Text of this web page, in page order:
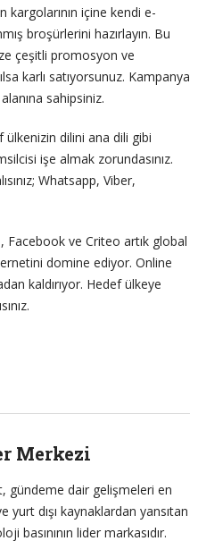
kargolarının içine kendi e-
broşürlerini hazırlayın. Bu
çeşitli promosyon ve
karlı satıyorsunuz. Kampanya
sahipsiniz.
ülkenizin dilini ana dili gibi
işe almak zorundasınız.
Whatsapp, Viber,
Facebook ve Criteo artık global
domine ediyor. Online
kaldırıyor. Hedef ülkeye
Merkezi
gündeme dair gelişmeleri en
yurt dışı kaynaklardan yansıtan
basınının lider markasıdır.